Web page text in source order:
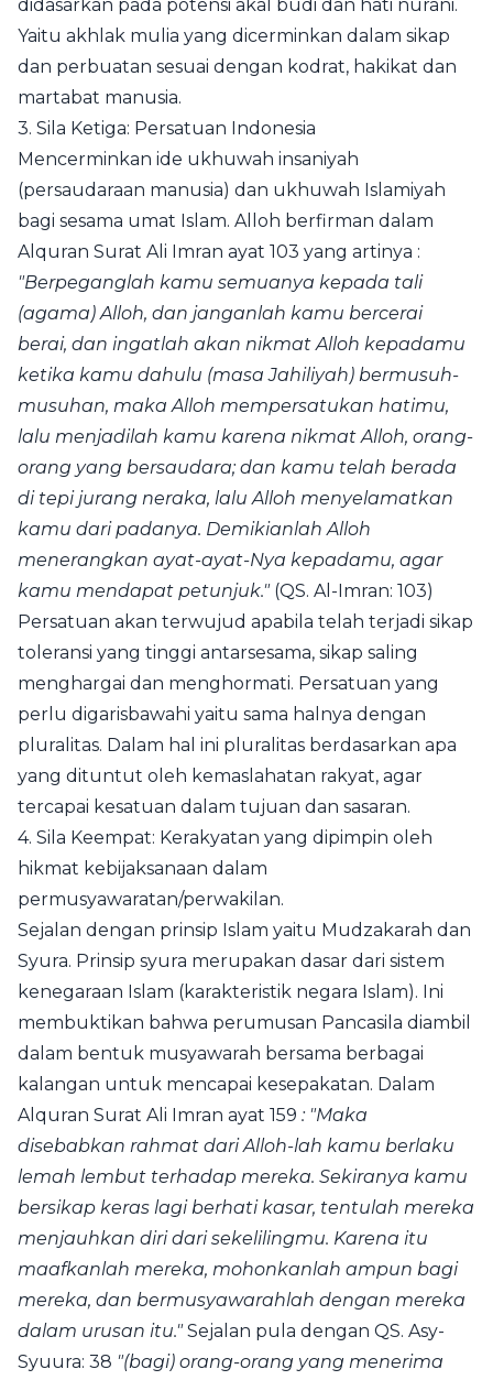
didasarkan pada potensi akal budi dan hati nurani.
Yaitu akhlak mulia yang dicerminkan dalam sikap
dan perbuatan sesuai dengan kodrat, hakikat dan
martabat manusia.
3. Sila Ketiga: Persatuan Indonesia
Mencerminkan ide ukhuwah insaniyah
(persaudaraan manusia) dan ukhuwah Islamiyah
bagi sesama umat Islam. Alloh berfirman dalam
Alquran Surat Ali Imran ayat 103 yang artinya :
"Berpeganglah kamu semuanya kepada tali
(agama) Alloh, dan janganlah kamu bercerai
berai, dan ingatlah akan nikmat Alloh kepadamu
ketika kamu dahulu (masa Jahiliyah) bermusuh-
musuhan, maka Alloh mempersatukan hatimu,
lalu menjadilah kamu karena nikmat Alloh, orang-
orang yang bersaudara; dan kamu telah berada
di tepi jurang neraka, lalu Alloh menyelamatkan
kamu dari padanya. Demikianlah Alloh
menerangkan ayat-ayat-Nya kepadamu, agar
kamu mendapat petunjuk."(QS. Al-Imran: 103)
Persatuan akan terwujud apabila telah terjadi sikap
toleransi yang tinggi antarsesama, sikap saling
menghargai dan menghormati. Persatuan yang
perlu digarisbawahi yaitu sama halnya dengan
pluralitas. Dalam hal ini pluralitas berdasarkan apa
yang dituntut oleh kemaslahatan rakyat, agar
tercapai kesatuan dalam tujuan dan sasaran.
4. Sila Keempat: Kerakyatan yang dipimpin oleh
hikmat kebijaksanaan dalam
permusyawaratan/perwakilan.
Sejalan dengan prinsip Islam yaitu Mudzakarah dan
Syura. Prinsip syura merupakan dasar dari sistem
kenegaraan Islam (karakteristik negara Islam). Ini
membuktikan bahwa perumusan Pancasila diambil
dalam bentuk musyawarah bersama berbagai
kalangan untuk mencapai kesepakatan. Dalam
Alquran Surat Ali Imran ayat 159 : "Maka
disebabkan rahmat dari Alloh-lah kamu berlaku
lemah lembut terhadap mereka. Sekiranya kamu
bersikap keras lagi berhati kasar, tentulah mereka
menjauhkan diri dari sekelilingmu. Karena itu
maafkanlah mereka, mohonkanlah ampun bagi
mereka, dan bermusyawarahlah dengan mereka
dalam urusan itu."Sejalan pula dengan QS. Asy-
Syuura: 38 "(bagi) orang-orang yang menerima